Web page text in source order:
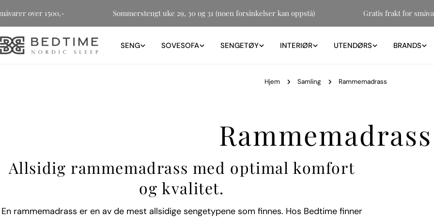
til
innholdet
småvarer over 1500,- Sommerstengt uke 29, 30 og 31 (noen forsinkelser kan oppstå) Gratis frakt for
SENG SOVESOFA SENGETØY INTERIØR UTENDØRS BRANDS
Hjem Samling Rammemadrass
S
a
m
Rammemadrass
Allsidig rammemadrass med optimal komfort
og kvalitet.
En rammemadrass er en av de mest allsidige sengetypene som finnes. Hos Bedtime finner